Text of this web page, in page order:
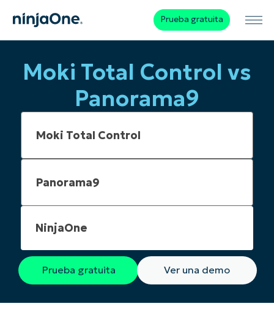
Prueba gratuita
Moki Total Control vs
Panorama9
NinjaOne
Prueba gratuita Ver una demo